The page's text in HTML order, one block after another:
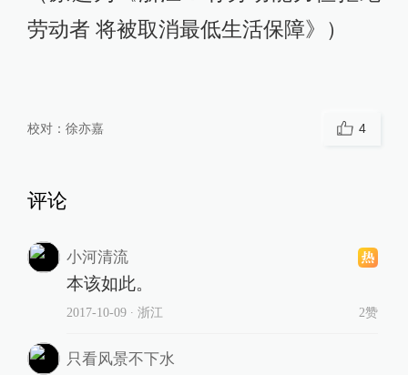
劳动者 将被取消最低生活保障》）
校对： 徐亦嘉 4
评论
小河清流
本该如此。
2017-10-09∙ 浙江 2赞
只看风景不下水